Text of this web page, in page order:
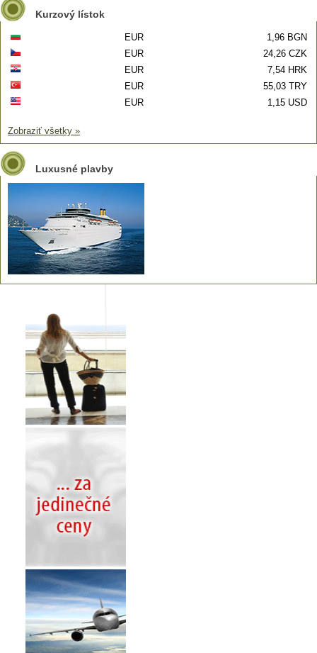
Kurzový lístok
EUR
1,96 BGN
EUR
24,26 CZK
EUR
7,54 HRK
EUR
55,03 TRY
EUR
1,15 USD
Zobraziť všetky »
Luxusné plavby